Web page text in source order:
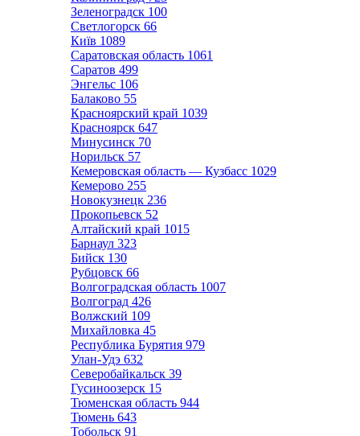
Зеленоградск 100
Светлогорск 66
Київ 1089
Саратовская область 1061
Саратов 499
Энгельс 106
Балаково 55
Красноярский край 1039
Красноярск 647
Минусинск 70
Норильск 57
Кемеровская область — Кузбасс 1029
Кемерово 255
Новокузнецк 236
Прокопьевск 52
Алтайский край 1015
Барнаул 323
Бийск 130
Рубцовск 66
Волгоградская область 1007
Волгоград 426
Волжский 109
Михайловка 45
Республика Бурятия 979
Улан-Удэ 632
Северобайкальск 39
Гусиноозерск 15
Тюменская область 944
Тюмень 643
Тобольск 91